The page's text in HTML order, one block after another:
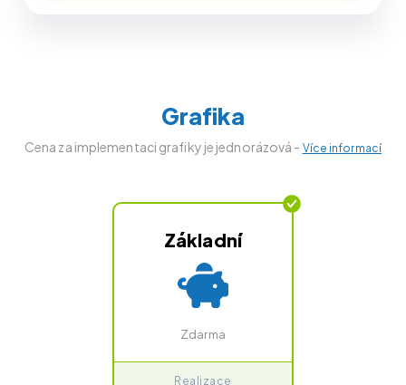
Grafika
Cena za implementaci grafiky je jednorázová - Více informací
Základní
Zdarma
Realizace